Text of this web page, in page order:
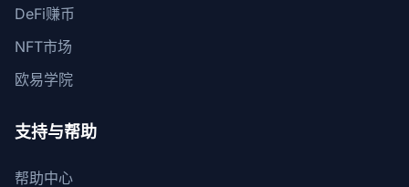
DeFi赚币
NFT市场
欧易学院
支持与帮助
帮助中心